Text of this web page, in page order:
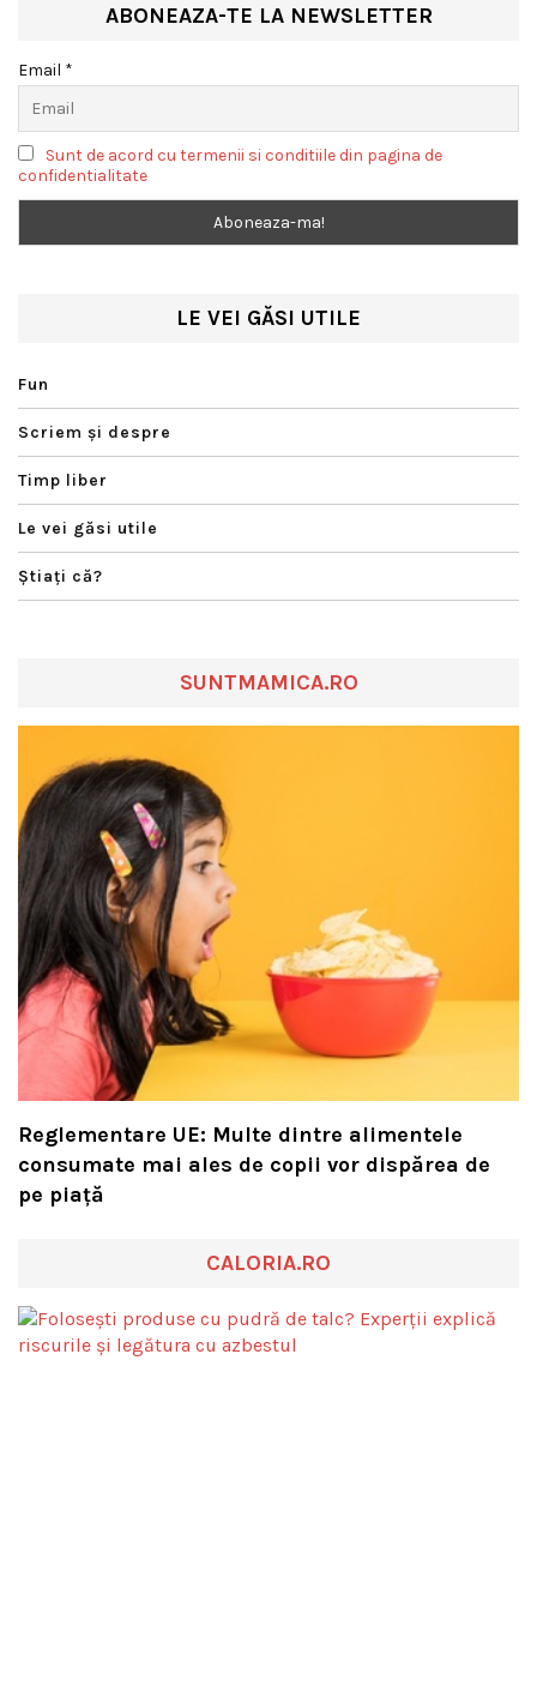
ABONEAZA-TE LA NEWSLETTER
Email *
Sunt de acord cu termenii si conditiile din pagina de
confidentialitate
LE VEI GĂSI UTILE
Fun
Scriem şi despre
Timp liber
Le vei găsi utile
Ştiaţi că?
SUNTMAMICA.RO
Reglementare UE: Multe dintre alimentele
consumate mai ales de copii vor dispărea de
pe piață
CALORIA.RO